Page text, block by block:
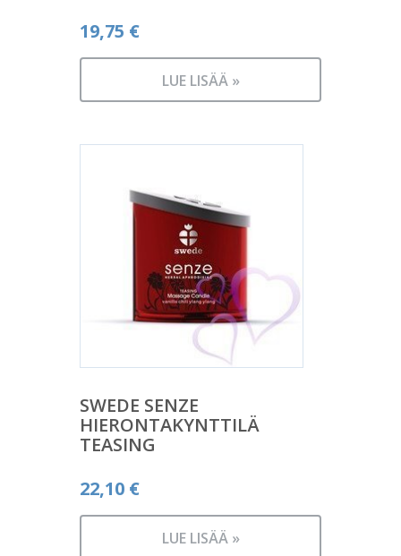
19,75 €
LUE LISÄÄ »
SWEDE SENZE
HIERONTAKYNTTILÄ
TEASING
22,10 €
LUE LISÄÄ »